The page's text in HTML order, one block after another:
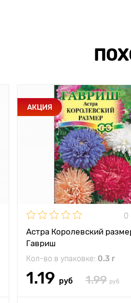
АКЦИЯ
0
Астра Королевский
Гавриш
Кол-во в упаковке: 0.3 г
1.19 руб 1.99 руб